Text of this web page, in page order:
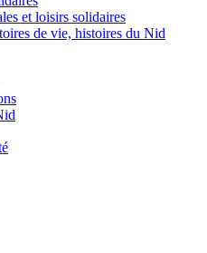
et loisirs solidaires
de vie, histoires du Nid